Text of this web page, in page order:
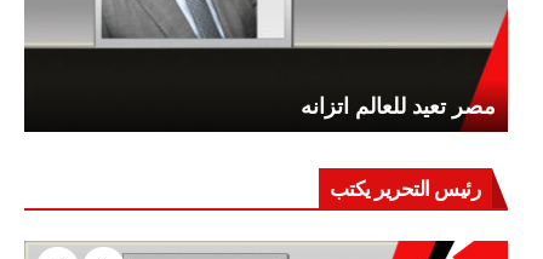
مصر تعيد للعالم اتزانه
رئيس التحرير يكتب